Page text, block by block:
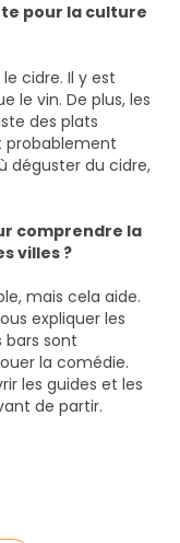
pour la culture
cidre. Il y est
le vin. De plus, les
des plats
probablement
déguster du cidre,
comprendre la
villes ?
mais cela aide.
expliquer les
bars sont
la comédie.
les guides et les
de partir.